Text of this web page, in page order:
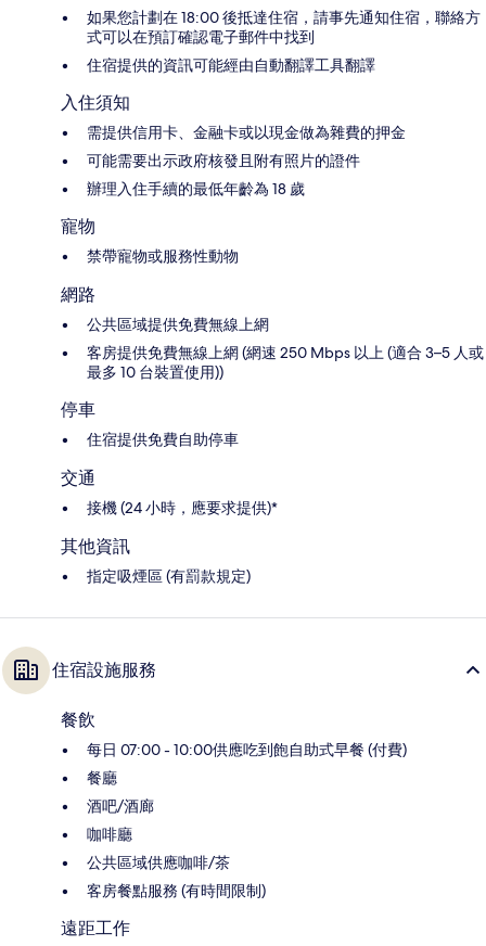
如果您計劃在 18:00 後抵達住宿，請事先通知住宿，聯絡方
式可以在預訂確認電子郵件中找到
住宿提供的資訊可能經由自動翻譯工具翻譯
入住須知
需提供信用卡、金融卡或以現金做為雜費的押金
可能需要出示政府核發且附有照片的證件
辦理入住手續的最低年齡為 18 歲
寵物
禁帶寵物或服務性動物
網路
公共區域提供免費無線上網
客房提供免費無線上網 (網速 250 Mbps 以上 (適合 3–5 人或
最多 10 台裝置使用))
停車
住宿提供免費自助停車
交通
接機 (24 小時，應要求提供)*
其他資訊
指定吸煙區 (有罰款規定)
住宿設施服務
餐飲
每日 07:00 - 10:00供應吃到飽自助式早餐 (付費)
餐廳
酒吧/酒廊
咖啡廳
公共區域供應咖啡/茶
客房餐點服務 (有時間限制)
遠距工作